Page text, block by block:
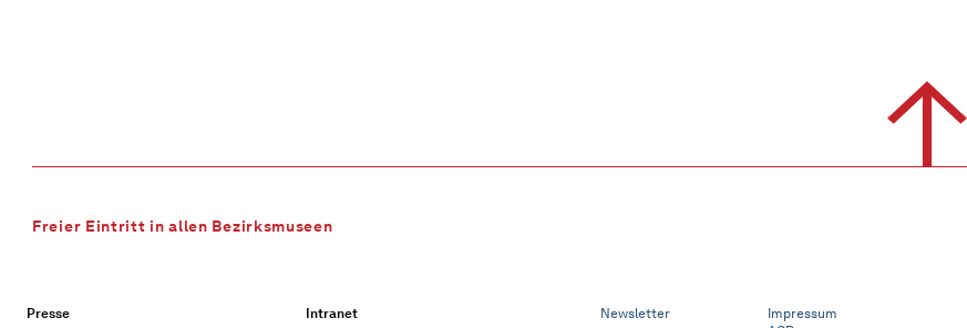
Freier Eintritt in allen Bezirksmuseen
Presse Intranet Newsletter
Impressum